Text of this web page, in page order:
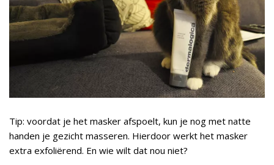
Tip: voordat je het masker afspoelt, kun je nog met natte
handen je gezicht masseren. Hierdoor werkt het masker
extra exfoliërend. En wie wilt dat nou niet?